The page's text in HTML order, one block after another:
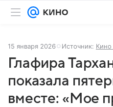
15 января 2026 Источник: Кино
Глафира
показала
вместе: «Мое